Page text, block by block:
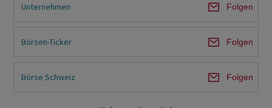
Unternehmen Folgen
Börsen-Ticker Folgen
Börse Schweiz Folgen